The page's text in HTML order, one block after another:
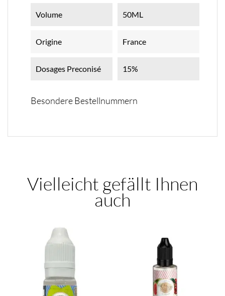
Volume 50ML
Origine France
Dosages Preconisé 15%
Besondere Bestellnummern
Vielleicht gefällt Ihnen
auch